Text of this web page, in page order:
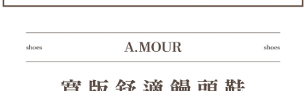
１．透過由恩沛科技股份有限公司提供之「AFTEE先享後付」服務完成之交
易，需依本服務之必要範圍內提供個人資料，並將交易相關給付款項請求債
https://aftee.tw/terms/#terms3
每筆NT$100，滿NT$1,380(含以上)免運費